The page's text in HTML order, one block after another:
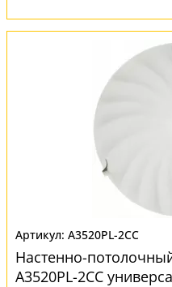
A3520PL-2CC
Настенно-
A3520PL-2CC